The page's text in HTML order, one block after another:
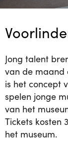
Jong talent
van de maand
is het concept
spelen jonge
van het
Tickets kosten
het museum.